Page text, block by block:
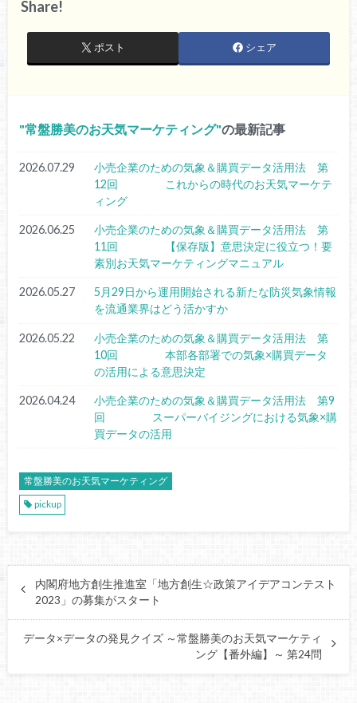
Share!
ポスト シェア
常盤勝美のお天気マーケティング の最新記事
2026.07.29
小売企業のための気象＆購買データ活用法 第
12回 これからの時代のお天気マーケテ
ィング
2026.06.25
小売企業のための気象＆購買データ活用法 第
11回 【保存版】意思決定に役立つ！要
素別お天気マーケティングマニュアル
2026.05.27
5月29日から運用開始される新たな防災気象情報
を流通業界はどう活かすか
2026.05.22
小売企業のための気象＆購買データ活用法 第
10回 本部各部署での気象×購買データ
の活用による意思決定
2026.04.24
小売企業のための気象＆購買データ活用法 第9
回 スーパーバイジングにおける気象×購
買データの活用
常盤勝美のお天気マーケティング
pickup
内閣府地方創生推進室「地方創生☆政策アイデアコンテスト
2023」の募集がスタート
データ×データの発見クイズ ～常盤勝美のお天気マーケティ
ング【番外編】～ 第24問